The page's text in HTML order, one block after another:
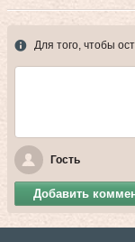
Для того, чтобы
Гость
Добавить